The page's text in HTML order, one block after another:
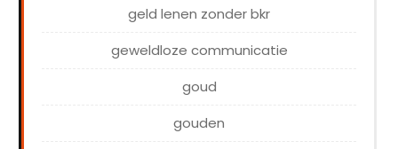
geld lenen zonder bkr
geweldloze communicatie
goud
gouden